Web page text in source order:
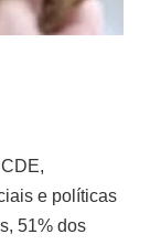
e políticas
51% dos